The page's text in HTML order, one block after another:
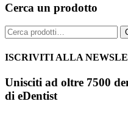
Cerca un prodotto
Cerca:
ISCRIVITI ALLA
Unisciti ad oltre 7500
di eDentist